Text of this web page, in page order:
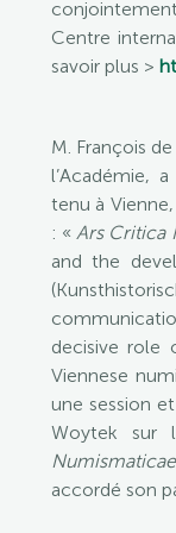
Centre
savoir plus >
M. François
l’Académie,
tenu à
: «Ars Critica
and the
decisive role
Viennese
une session
Woytek sur
accordé son